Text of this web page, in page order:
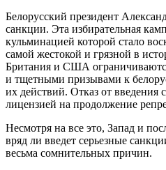
Белорусский президент
санкции. Эта избирательная
кульминацией которой стало
самой жестокой и грязной в
Британия и США
и тщетными призывами к
их действий. Отказ от введения
лицензией на продолжение
Несмотря на все это, Запад и
вряд ли введет серьезные
весьма сомнительных причин.